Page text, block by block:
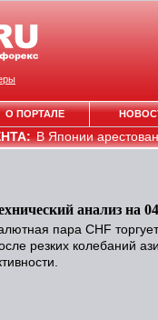
В Японии
анализ на
пара CHF
резких колебаний
О ПОРТАЛЕ